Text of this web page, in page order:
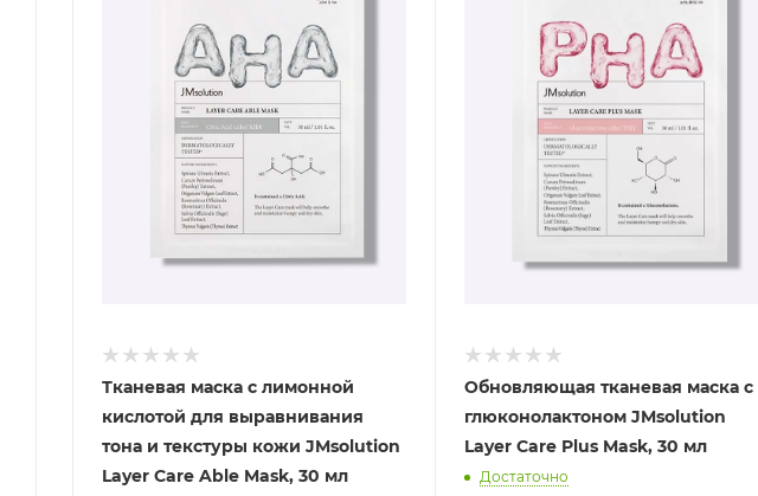
Тканевая маска с лимонной
кислотой для выравнивания
тона и текстуры кожи JMsolution
Layer Care Able Mask, 30 мл
Обновляющая тканевая маска с
глюконолактоном JMsolution
Layer Care Plus Mask, 30 мл
Достаточно